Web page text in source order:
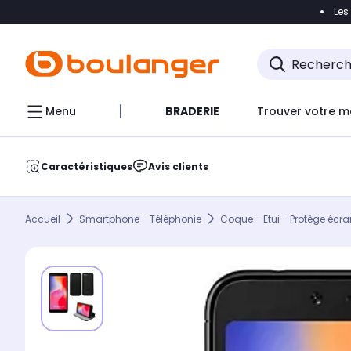
Accéder
Menu BRADERIE Trouver votre
Caractéristiques Avis clients
Accueil Smartphone - Téléphonie Coque - Etui - Protège